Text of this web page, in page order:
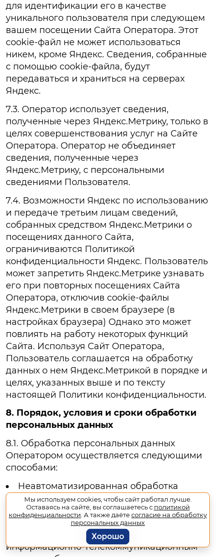
для идентификации его в качестве
уникального пользователя при следующем
вашем посещении Сайта Оператора. Этот
cookie-файл не может использоваться
никем, кроме Яндекс. Сведения, собранные
с помощью cookie-файла, будут
передаваться и храниться на серверах
Яндекс.
7.3. Оператор использует сведения,
полученные через Яндекс.Метрику, только в
целях совершенствования услуг на Сайте
Оператора. Оператор не объединяет
сведения, полученные через
Яндекс.Метрику, с персональными
сведениями Пользователя.
7.4. Возможности Яндекс по использованию
и передаче третьим лицам сведений,
собранных средством Яндекс.Метрики о
посещениях данного Сайта,
ограничиваются Политикой
конфиденциальности Яндекс. Пользователь
может запретить Яндекс.Метрике узнавать
его при повторных посещениях Сайта
Оператора, отключив cookie-файлы
Яндекс.Метрики в своем браузере (в
настройках браузера) Однако это может
повлиять на работу некоторых функций
Сайта. Используя Сайт Оператора,
Пользователь соглашается на обработку
данных о нем Яндекс.Метрикой в порядке и
целях, указанных выше и по тексту
настоящей Политики конфиденциальности.
8. Порядок, условия и сроки обработки
персональных данных
8.1. Обработка персональных данных
Оператором осуществляется следующими
способами:
Неавтоматизированная обработка
персональных данных;
Автоматизированная обработка
персональных данных с передачей
полученной информации по
информационно-телекоммуникационным
Мы используем cookies, чтобы сайт работал лучше.
Оставаясь на сайте, вы соглашаетесь с политикой
конфиденциальности . А также даётесогласие на обработку
персональных данных
Хорошо